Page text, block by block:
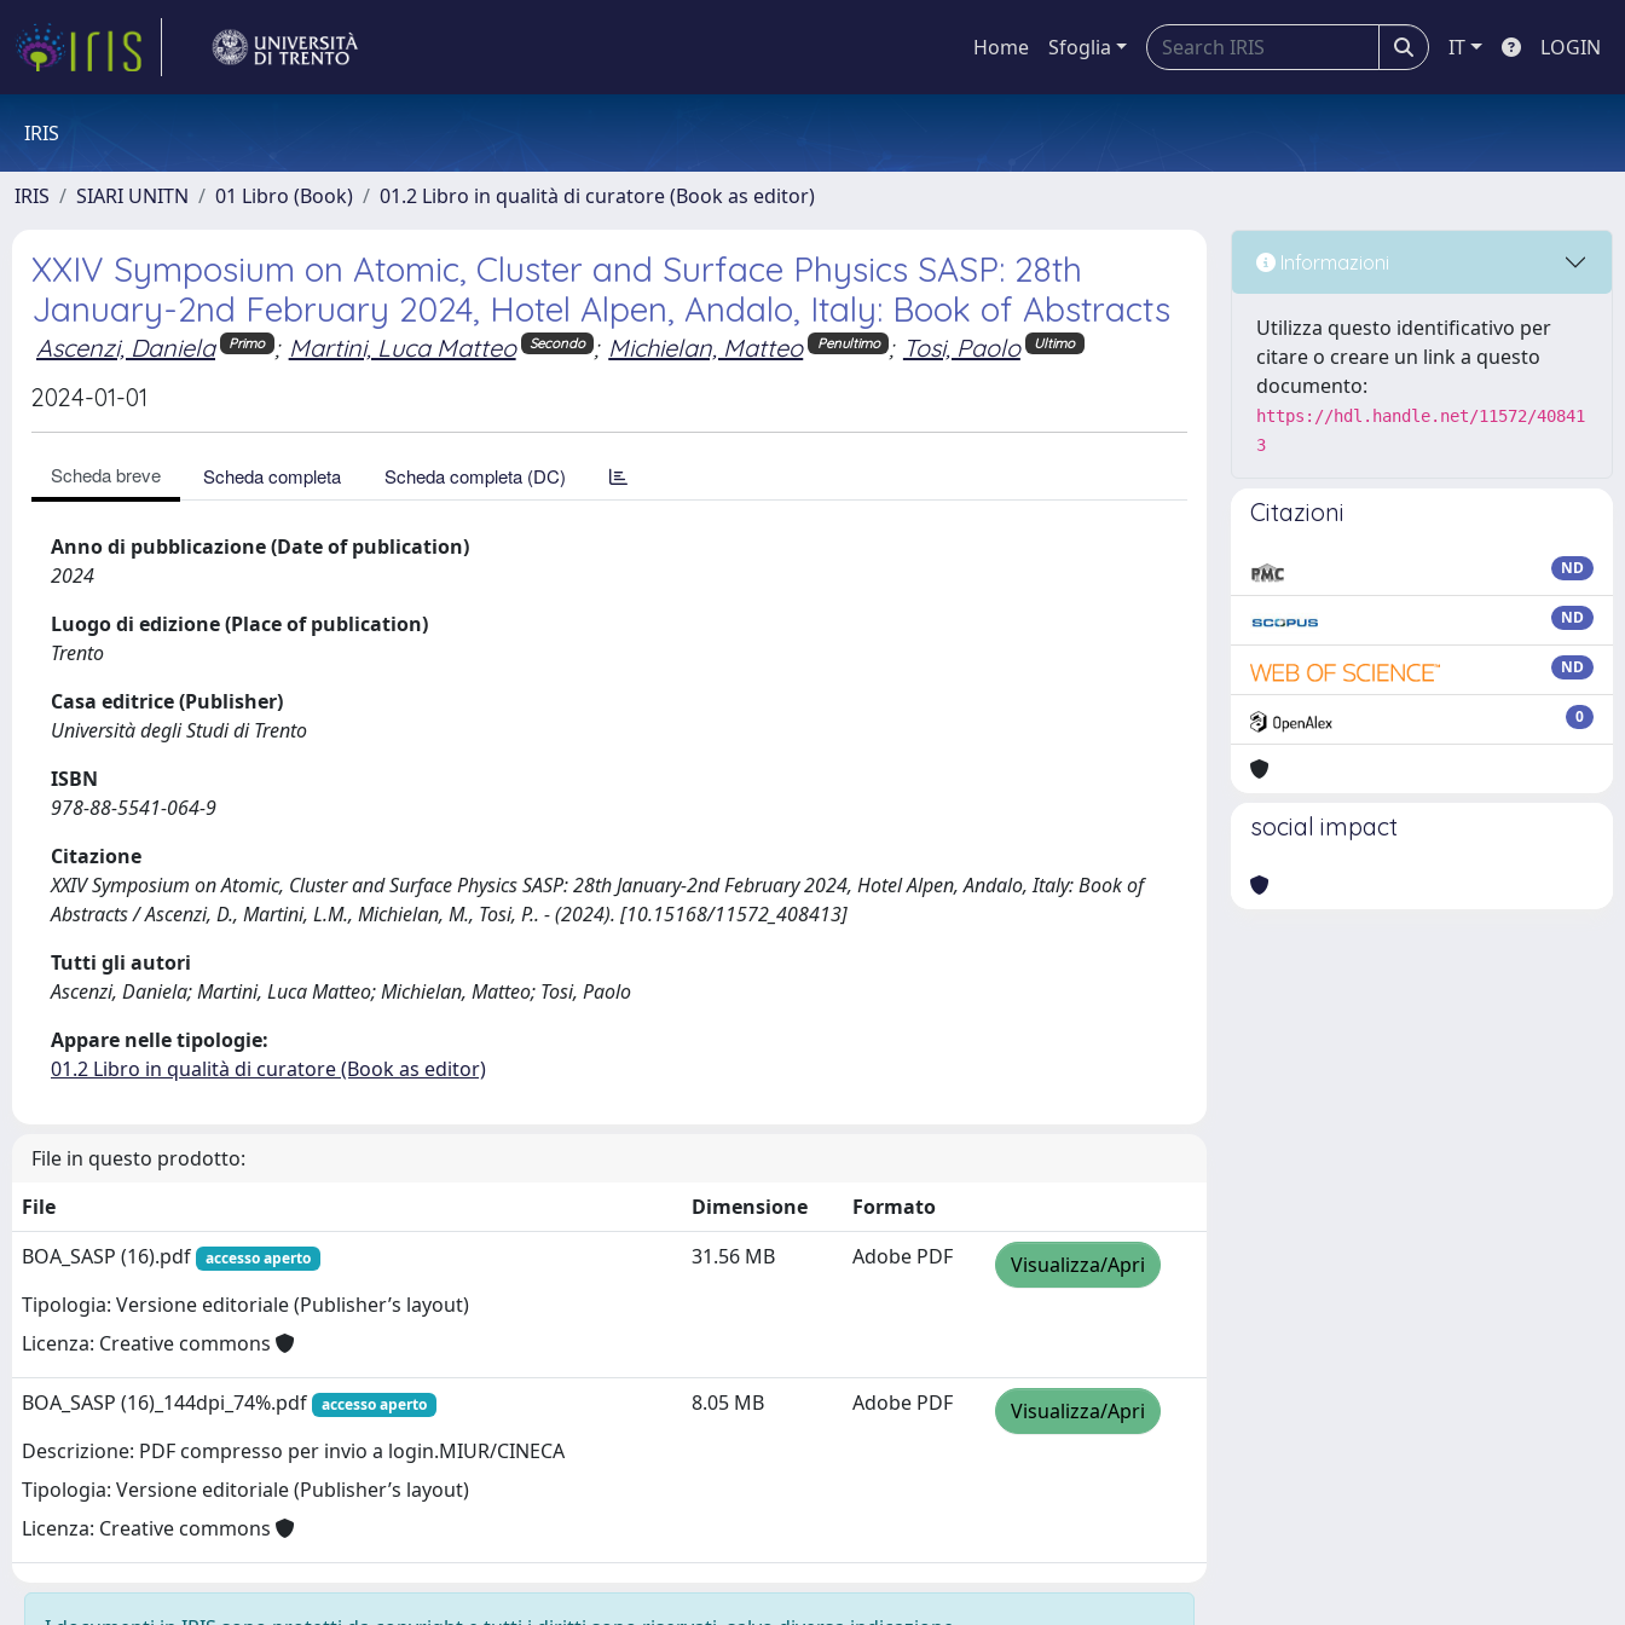
Home Sfoglia IT LOGIN
IRIS
IRIS SIARI UNITN 01 Libro (Book) 01.2 Libro in qualità di curatore (Book as editor)
XXIV Symposium on Atomic, Cluster and Surface Physics SASP: 28th
January-2nd February 2024, Hotel Alpen, Andalo, Italy: Book of Abstracts
Ascenzi, Daniela Primo ; Martini, Luca Matteo Secondo ; Michielan, Matteo Penultimo ; Tosi, Paolo Ultimo
2024-01-01
Scheda breve Scheda completa Scheda completa (DC)
Anno di pubblicazione (Date of publication)
2024
Luogo di edizione (Place of publication)
Trento
Casa editrice (Publisher)
Università degli Studi di Trento
ISBN
978-88-5541-064-9
Citazione
XXIV Symposium on Atomic, Cluster and Surface Physics SASP: 28th January-2nd February 2024, Hotel Alpen, Andalo, Italy: Book of
Abstracts / Ascenzi, D., Martini, L.M., Michielan, M., Tosi, P.. - (2024). [10.15168/11572_408413]
Tutti gli autori
Ascenzi, Daniela; Martini, Luca Matteo; Michielan, Matteo; Tosi, Paolo
Appare nelle tipologie:
01.2 Libro in qualità di curatore (Book as editor)
File in questo prodotto:
File
Dimensione
Formato
BOA_SASP (16).pdf
accesso aperto
Tipologia: Versione editoriale (Publisher’s layout)
Licenza: Creative commons
31.56 MB Adobe PDF Visualizza/Apri
BOA_SASP (16)_144dpi_74%.pdf accesso aperto
Descrizione: PDF compresso per invio a login.MIUR/CINECA
Tipologia: Versione editoriale (Publisher’s layout)
Licenza: Creative commons
8.05 MB Adobe PDF Visualizza/Apri
Informazioni
Utilizza questo identificativo per
citare o creare un link a questo
documento:
https://hdl.handle.net/11572/40841
3
Citazioni
ND
ND
ND
0
social impact